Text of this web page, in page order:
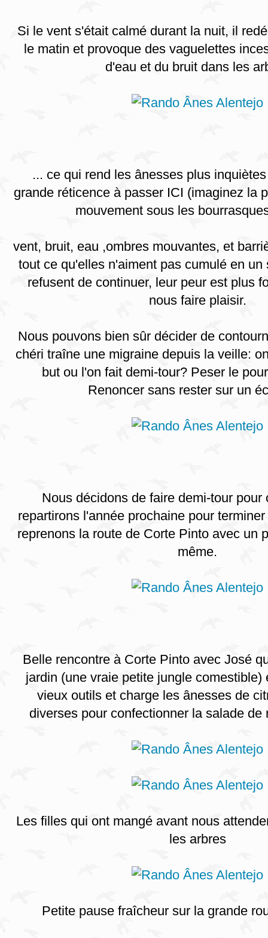
Si le vent s'était calmé durant la nuit, il
le matin et provoque des vaguelettes
d'eau et du bruit dans les
... ce qui rend les ânesses plus
grande réticence à passer ICI (imaginez la
mouvement sous les
vent, bruit, eau ,ombres mouvantes, et
tout ce qu'elles n'aiment pas cumulé en un
refusent de continuer, leur peur est plus
nous faire plaisir.
Nous pouvons bien sûr décider de
chéri traîne une migraine depuis la veille:
but ou l'on fait demi-tour? Peser le
Renoncer sans rester sur un
Nous décidons de faire demi-tour pour
repartirons l'année prochaine pour
reprenons la route de Corte Pinto avec un
même.
Belle rencontre à Corte Pinto avec José
jardin (une vraie petite jungle comestible)
vieux outils et charge les ânesses de
diverses pour confectionner la salade de
Les filles qui ont mangé avant nous
les arbres
Petite pause fraîcheur sur la grande